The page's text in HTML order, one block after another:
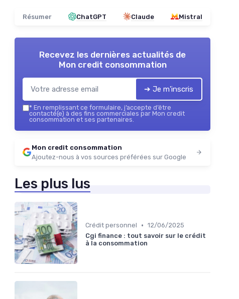
Résumer ChatGPT Claude Mistral
Recevez les dernières actualités de
Mon credit consommation
➔ Je m'inscris
* En remplissant ce formulaire, j’accepte d’être
contacté(e) à des fins commerciales par Mon credit
consommation et ses partenaires.
Mon credit consommation
Ajoutez-nous à vos sources préférées sur Google
Les plus lus
Crédit personnel • 12/06/2025
Cgi finance : tout savoir sur le crédit
à la consommation